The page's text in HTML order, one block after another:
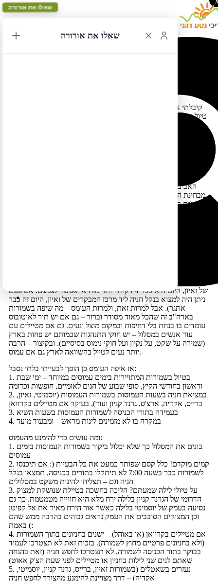
קיבלתי אתמול בערב והיום בבוקר הרבה פנויות מלקוחות שמתכננים
טיול בקיץ הקרוב בשמורות הטבע הלאומיות של מערב ארה"ב ונחרדו
האביב). מעבר לכך מה שרואים בכתבה היה תמיד (ואין בו חידוש)
מבחינת החויה של הכניסה לשמורה (תור בכניסה) וההמתנה לאוטבוס
(גם תור). מסלול אינג'לס לנדינג (שהוא אולי המסלול הכי מפורסם
של זאיון, היום היא כבר 4 דקות ויותר מזה אי אפשר לצמצם. אם פעם
ניתן היה למצוא בנקל חניה ליד מרכז המבקרים של זאיון, היום זה כבר
אתגר). אבל למרות זאת, ולמרות העומס – מה שיפה בשמורות
בארה"ב זה שהכל מאוד מסודר וברור – גם אם יש תור לאוטובוס
עומדים בו בנחת בלי דחיפות ובמקום מוצל ונעים. גם אם מטיילים עם
עוד אנשים במסלול – יש חוקי התנהגות שכמותם יש פחות בארץ
(שמירה על שקט, על נקיון ועל חוקי נימוס בסיסיים). ובקיצור – הרבה
יותר נעים לטייל בהשוואה לארץ גם אם עמוס.
אז איפה העומס כן הופך לבעייתי בלתי נסבל:
1. בטיול בשמורות המתויירות בימים עמוסים במיוחד – ימי שבת
וראשון בחודשי הקיץ, סופי שבוע של חגים לאומיים, חופשות וכדומה
2. במציאת חניה בשעות העמוסות בשמורות העמוסות (יוסמיטי, זאיון,
ברייס, אקדיה, ארצ'ס, גרנד קניון ועוד), בעיקר אם מטיילים בקרוואן
3. בעמידה בתורי הכניסה לשמורות העמוסות בשעות השיא
4. במקרה בו לא מזמינים לינות מראש – ומבעוד מועד
ומה עושים כדי להימנע מהעמוס:
1. בונים את המסלול כך שלא יכלול ביקור בשמורות העמוסות בימים
עמוסים
2. קמים מוקדם! כלל קסם שפותר כמעט את כל הבעיות (: אם תיכנסו
לשמורות כבר בשעה 7:00 לא תיתקלו בתורים בכניסה, תמצאו בנקל
חניה וגם – תצליחו להינות משקט במסלולים
3. על טיולי לילה שמעתם? הליכה בחשכה בטיילת שנושקת למצוק
הדרומי של הגרנד קניון בלילה ירח מלא היא חווייה מטמטמת. כך גם
נסיעה בעמק של יוסמיטי בלילה כאשר אור הירח מאיר את אל קפיטן
וכן המצוקים הסובבים את העמק נראים גבוהים בהרבה ממש שהם
באמת (:
4. אם מטיילים בקרוואן (או באוהל) – ישנים בחניונים בתוך השמורות
(ולא בחניונים פרטיים מחוץ לשמורה). בזכות זאת לא תצטרכו לעמוד
בבוקר בתור הכניסה לשמורה, לא תצטרכו לחפש חניה (זאת בהנחה
שאתם לנים שני לילות בחניון או מטיילים לפני שעת הצ'ק אאוט)
5. נעזרים בשאטלים (בשמורות זאיון, ברייס, גרנד קניון, יוסמיטי,
אקדיה) – דרך מצויינת להימנע מהצורך לחפש חניה
שאלו את אורורה
שאלו את אורורה